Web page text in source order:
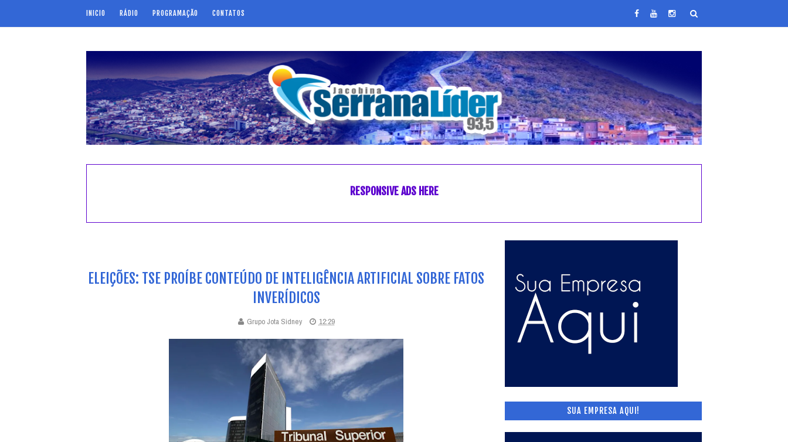
INICIO RÁDIO PROGRAMAÇÃO CONTATOS
RESPONSIVE ADS HERE
ELEIÇÕES: TSE PROÍBE CONTEÚDO DE INTELIGÊNCIA ARTIFICIAL SOBRE FATOS
INVERÍDICOS
Grupo Jota Sidney 12:29
SUA EMPRESA AQUI!